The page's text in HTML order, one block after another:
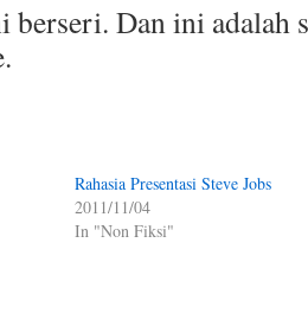
berseri. Dan ini adalah
Rahasia Presentasi Steve Jobs
2011/11/04
In "Non Fiksi"